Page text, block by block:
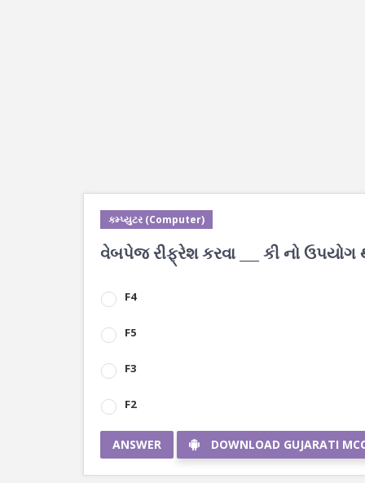
કમ્પ્યુટર (Computer)
વેબપેજ રીફ્રેશ કરવા ___ કી નો ઉપયોગ
F4
F5
F3
F2
ANSWER DOWNLOAD GUJARATI